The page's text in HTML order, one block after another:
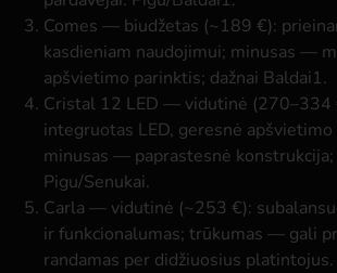
Comes — biudžetas (~189 €):
kasdieniam naudojimui; minusas —
apšvietimo parinktis; dažnai Baldai1.
Cristal 12 LED — vidutinė (270–334
integruotas LED, geresnė
minusas — paprastesnė konstrukcija;
Pigu/Senukai.
Carla — vidutinė (~253 €):
ir funkcionalumas; trūkumas — gali
randamas per didžiuosius platintojus.